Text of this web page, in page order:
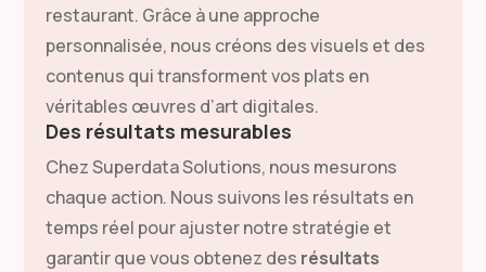
restaurant. Grâce à une approche
personnalisée, nous créons des visuels et des
contenus qui transforment vos plats en
véritables œuvres d’art digitales.
Des résultats mesurables
Chez Superdata Solutions, nous mesurons
chaque action. Nous suivons les résultats en
temps réel pour ajuster notre stratégie et
garantir que vous obtenez des résultats